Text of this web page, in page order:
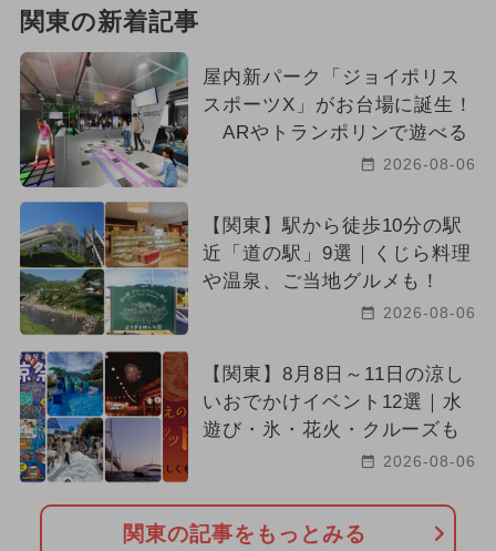
関東の新着記事
屋内新パーク「ジョイポリス
スポーツX」がお台場に誕生！
ARやトランポリンで遊べる
2026-08-06
【関東】駅から徒歩10分の駅
近「道の駅」9選｜くじら料理
や温泉、ご当地グルメも！
2026-08-06
【関東】8月8日～11日の涼し
いおでかけイベント12選｜水
遊び・氷・花火・クルーズも
2026-08-06
関東の記事をもっとみる